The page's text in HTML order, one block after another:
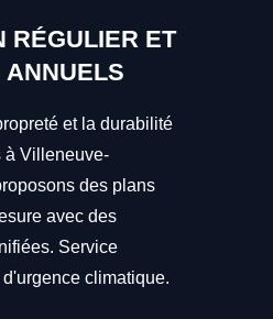
RÉGULIER ET
ANNUELS
et la durabilité
à Villeneuve-
des plans
avec des
Service
climatique.